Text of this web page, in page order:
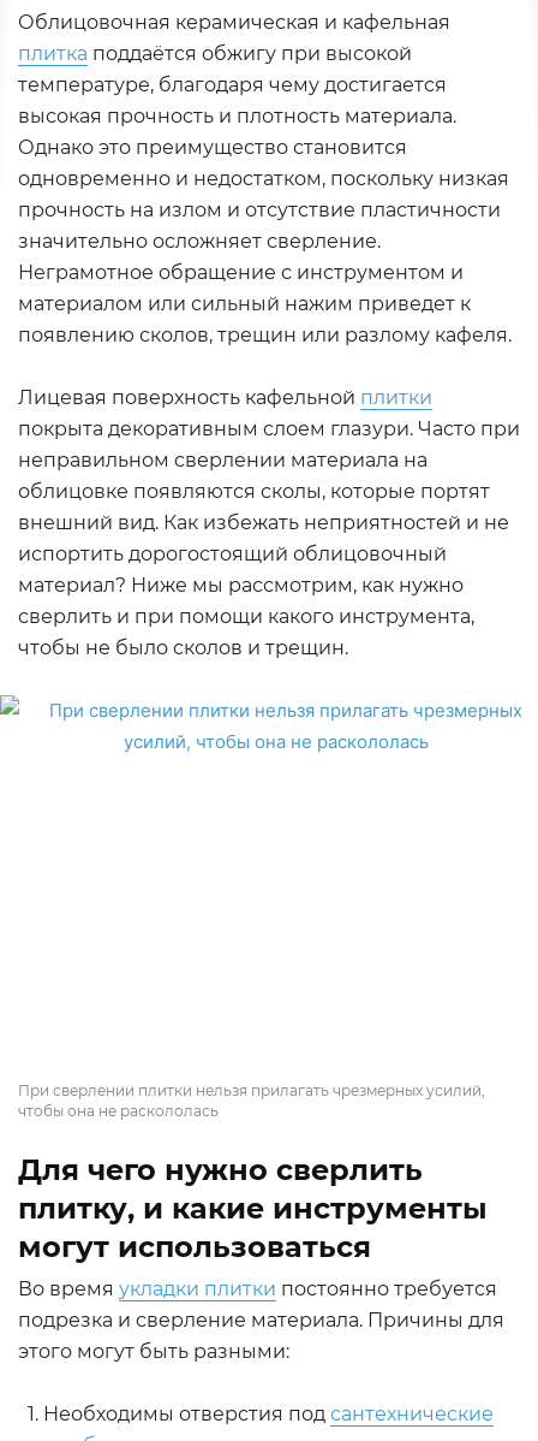
Облицовочная керамическая и кафельная
плитка поддаётся обжигу при высокой
температуре, благодаря чему достигается
высокая прочность и плотность материала.
Однако это преимущество становится
одновременно и недостатком, поскольку низкая
прочность на излом и отсутствие пластичности
значительно осложняет сверление.
Неграмотное обращение с инструментом и
материалом или сильный нажим приведет к
появлению сколов, трещин или разлому кафеля.
Лицевая поверхность кафельной плитки
покрыта декоративным слоем глазури. Часто при
неправильном сверлении материала на
облицовке появляются сколы, которые портят
внешний вид. Как избежать неприятностей и не
испортить дорогостоящий облицовочный
материал? Ниже мы рассмотрим, как нужно
сверлить и при помощи какого инструмента,
чтобы не было сколов и трещин.
При сверлении плитки нельзя прилагать чрезмерных усилий,
чтобы она не раскололась
Для чего нужно сверлить
плитку, и какие инструменты
могут использоваться
Во время укладки плитки постоянно требуется
подрезка и сверление материала. Причины для
этого могут быть разными:
Необходимы отверстия под сантехнические